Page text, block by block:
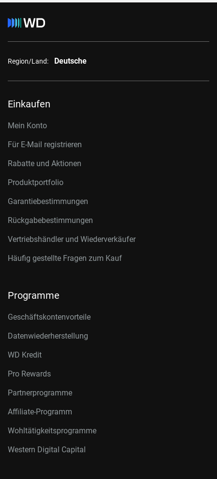
Region/Land: Deutsche
Einkaufen
Mein Konto
Für E-Mail registrieren
Rabatte und Aktionen
Produktportfolio
Garantiebestimmungen
Rückgabebestimmungen
Vertriebshändler und Wiederverkäufer
Häufig gestellte Fragen zum Kauf
Programme
Geschäftskontenvorteile
Datenwiederherstellung
WD Kredit
Pro Rewards
Partnerprogramme
Affiliate-Programm
Wohltätigkeitsprogramme
Western Digital Capital